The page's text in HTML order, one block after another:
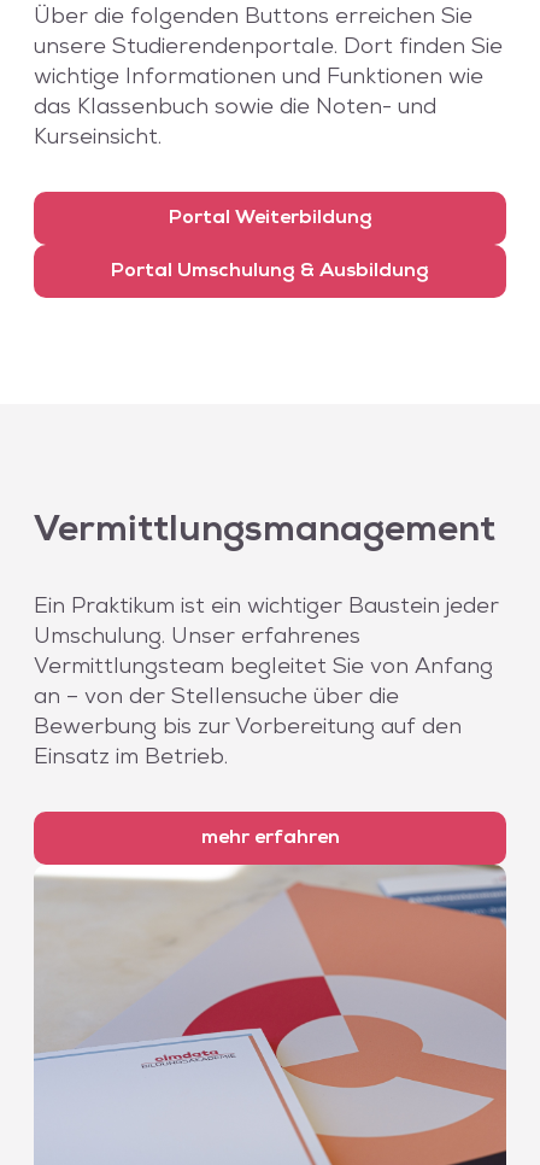
Über die folgenden Buttons erreichen Sie
unsere Studierendenportale. Dort finden Sie
wichtige Informationen und Funktionen wie
das Klassenbuch sowie die Noten- und
Kurseinsicht.
Portal Weiterbildung
Portal Umschulung & Ausbildung
Vermittlungsmanagement
Ein Praktikum ist ein wichtiger Baustein jeder
Umschulung. Unser erfahrenes
Vermittlungsteam begleitet Sie von Anfang
an – von der Stellensuche über die
Bewerbung bis zur Vorbereitung auf den
Einsatz im Betrieb.
mehr erfahren